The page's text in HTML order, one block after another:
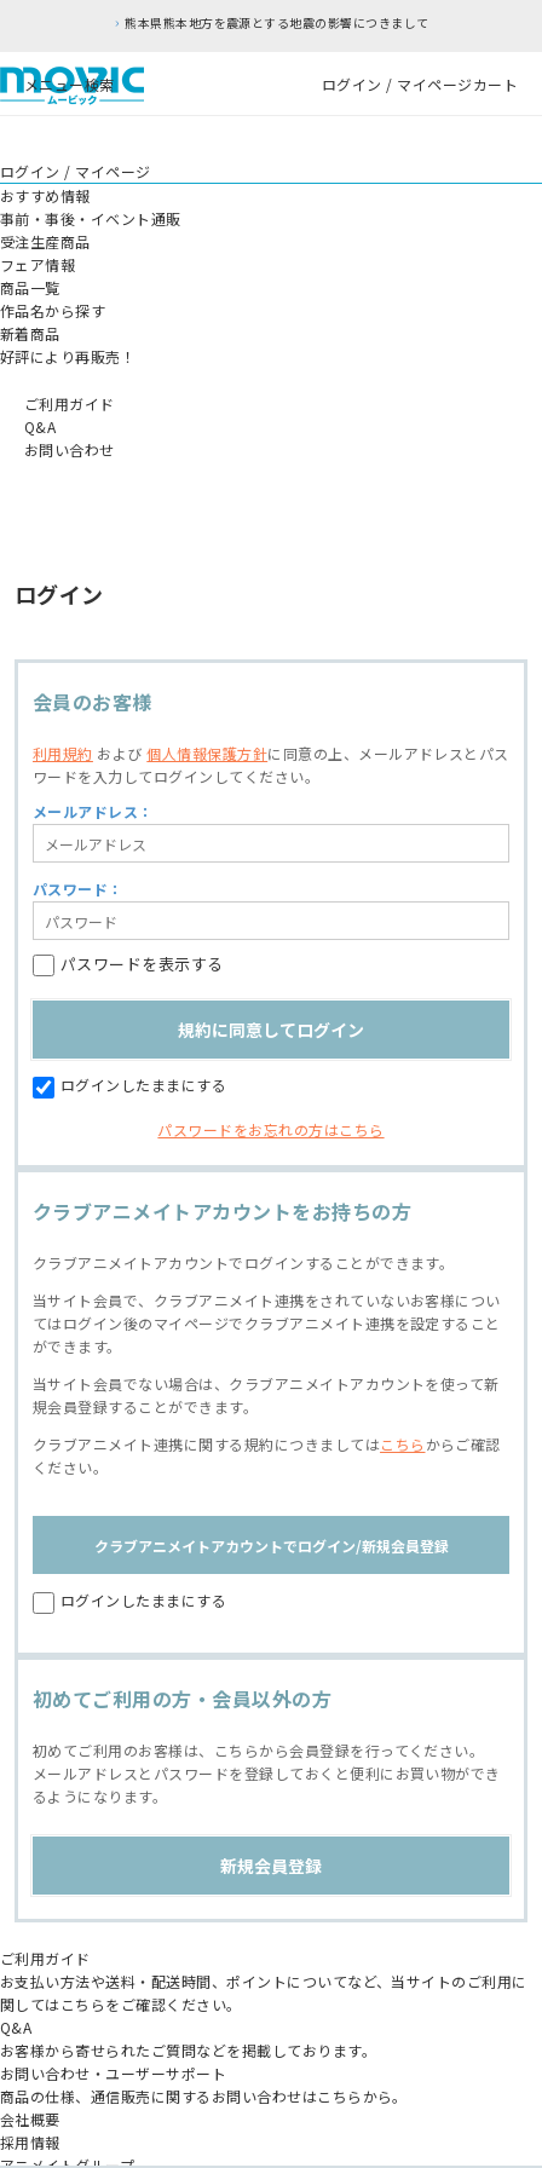
熊本県熊本地方を震源とする地震の影響につきまして
メニュー検索 ログイン / マイページカート
ログイン / マイページ
おすすめ情報
事前・事後・イベント通販
受注生産商品
フェア情報
商品一覧
作品名から探す
新着商品
好評により再販売！
ご利用ガイド
Q&A
お問い合わせ
ログイン
会員のお客様
利用規約 および個人情報保護方針に同意の上、
メールアドレスとパス
ワードを入力してログインしてください。
メールアドレス：
パスワード：
パスワードを表示する
ログインしたままにする
パスワードをお忘れの方はこちら
クラブアニメイトアカウントをお持ちの方
クラブアニメイトアカウントでログインすることができます。
当サイト会員で、クラブアニメイト連携をされていないお客様につい
てはログイン後のマイページでクラブアニメイト連携を設定すること
ができます。
当サイト会員でない場合は、クラブアニメイトアカウントを使って新
規会員登録することができます。
クラブアニメイト連携に関する規約につきましてはこちら からご確認
ください。
クラブアニメイトアカウントでログイン/新規会員登録
ログインしたままにする
初めてご利用の方・会員以外の方
初めてご利用のお客様は、こちらから会員登録を行ってください。
メールアドレスとパスワードを登録しておくと便利にお買い物ができ
るようになります。
ご利用ガイド
お支払い方法や送料・配送時間、ポイントについてなど、当サイトのご利用に
関してはこちらをご確認ください。
Q&A
お客様から寄せられたご質問などを掲載しております。
お問い合わせ・ユーザーサポート
商品の仕様、通信販売に関するお問い合わせはこちらから。
会社概要
採用情報